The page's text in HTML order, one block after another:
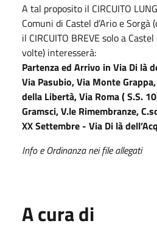
A tal proposito il CIRCUITO
Comuni di Castel d’Ario e
il CIRCUITO BREVE solo a
volte) interesserà:
Partenza ed Arrivo in Via Di là
Via Pasubio, Via Monte
della Libertà, Via Roma ( S.S.
Gramsci, V.le Rimembranze,
XX Settembre - Via Di là
Info e Ordinanza nei file allegati
A cura di